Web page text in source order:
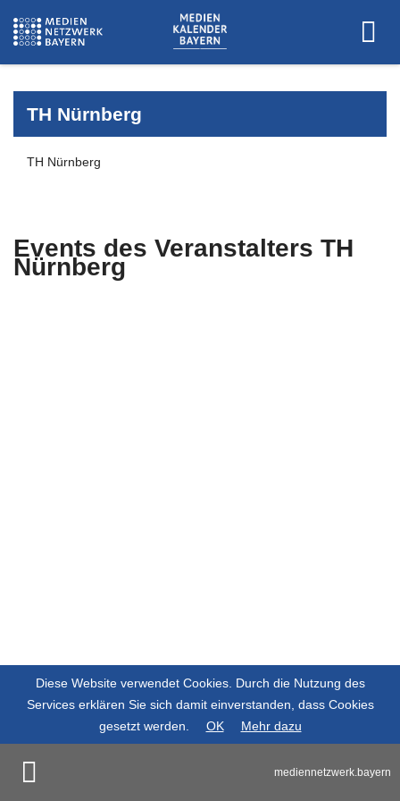
TH Nürnberg
TH Nürnberg
Events des Veranstalters TH
Nürnberg
mediennetzwerk.bayern
Diese Website verwendet Cookies. Durch die Nutzung des
Services erklären Sie sich damit einverstanden, dass Cookies
gesetzt werden.
OK Mehr dazu